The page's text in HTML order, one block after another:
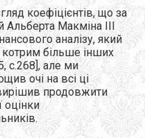
коефіцієнтів, що за
Макміна III
аналізу, який
більше інших
с.268], але ми
очі на всі ці
продовжити
оцінки